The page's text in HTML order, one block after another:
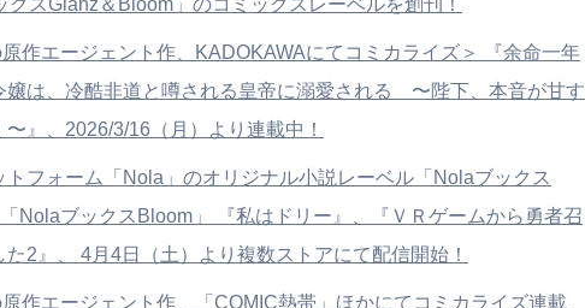
クスGlanz＆Bloom」のコミックスレーベルを創刊！
原作エージェント作、KADOKAWAにてコミカライズ＞ 『余命一年
嬢は、冷酷非道と噂される皇帝に溺愛される 〜陛下、本音が甘す
』、2026/3/16（月）より連載中！
トフォーム「Nola」のオリジナル小説レーベル「Nolaブックス
NolaブックスBloom」 『私はドリー』、『ＶＲゲームから勇者召
た2』、 4月4日（土）より複数ストアにて配信開始！
原作エージェント作、「COMIC熱帯」ほかにてコミカライズ連載